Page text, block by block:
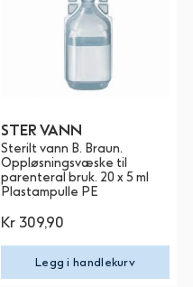
STER VANN
Sterilt vann B. Braun.
Oppløsningsvæske til
parenteral bruk. 20 x 5 ml
Plastampulle PE
Kr 309,90
Legg i handlekurv